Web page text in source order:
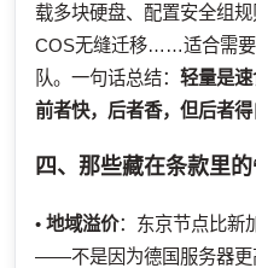
载多块硬盘、配置安全组
COS无缝迁移……适合需要
队。一句话总结： 轻量是
前者快，后者香，但后者得
四、那些藏在条款里的
• 地域溢价：东京节点比新
——不是因为德国服务器更